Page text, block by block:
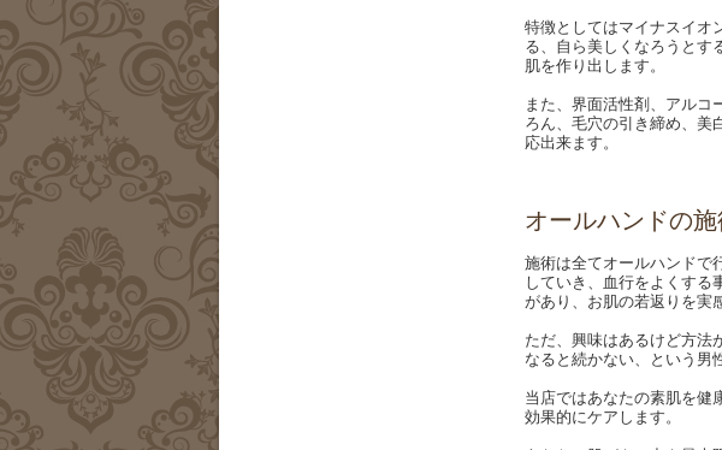
特徴としてはマイナスイオ
る、自ら美しくなろうとす
肌を作り出します。
また、界面活性剤、アルコ
ろん、毛穴の引き締め、美
応出来ます。
オールハンドの
施術は全てオールハンドで
していき、血行をよくする
があり、お肌の若返りを実
ただ、興味はあるけど方法
なると続かない、という男
当店ではあなたの素肌を健
効果的にケアします。